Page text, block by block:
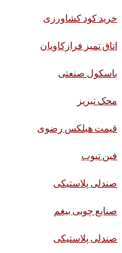
خرید کود کشاورزی
اتاق تمیز فرازکاویان
باسکول صنعتی
محک تبریز
قیمت هبلکس رضوی
فین تیوب
صندلی پلاستیکی
صنایع چوبی بیغم
صندلی پلاستیکی